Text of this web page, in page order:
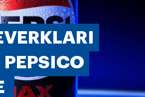
PEPSICO